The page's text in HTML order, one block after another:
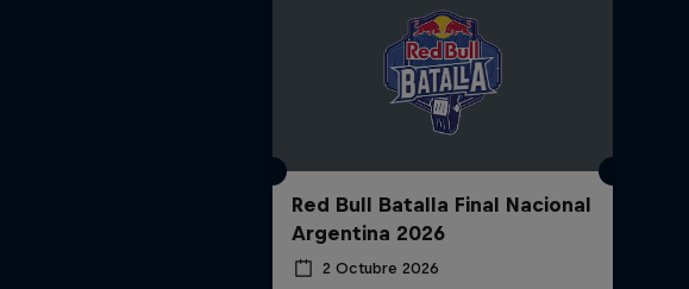
Red Bull Batalla Final Nacional
Argentina 2026
2 Octubre 2026